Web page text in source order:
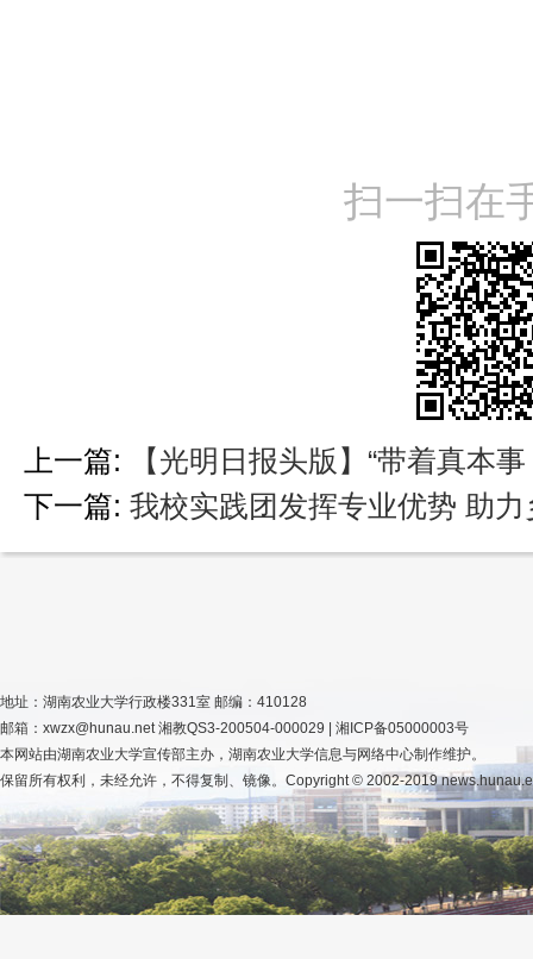
扫一扫在
上一篇: 【光明日报头版】“带着真本
下一篇: 我校实践团发挥专业优势 助
地址：湖南农业大学行政楼331室 邮编：410128
邮箱：xwzx@hunau.net 湘教QS3-200504-000029 | 湘ICP备05000003号
本网站由湖南农业大学宣传部主办，湖南农业大学信息与网络中心制作维护。
保留所有权利，未经允许，不得复制、镜像。Copyright © 2002-2019